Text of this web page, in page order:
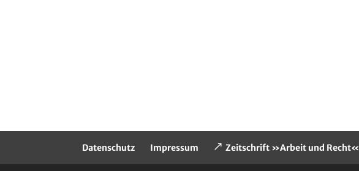
Datenschutz Impressum Zeitschrift »Arbeit und Recht«